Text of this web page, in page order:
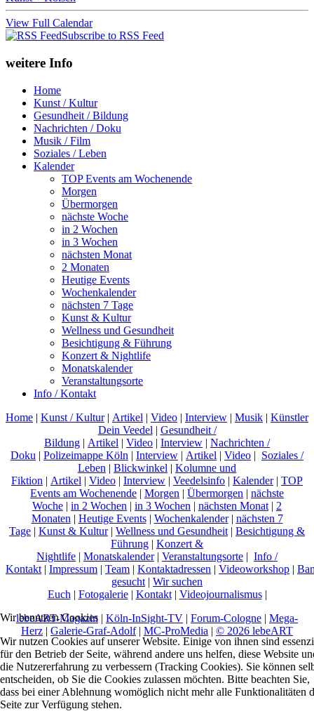
View Full Calendar
Subscribe to RSS Feed
weitere Info
Home
Kunst / Kultur
Gesundheit / Bildung
Nachrichten / Doku
Musik / Film
Soziales / Leben
Kalender
TOP Events am Wochenende
Morgen
Übermorgen
nächste Woche
in 2 Wochen
in 3 Wochen
nächsten Monat
2 Monaten
Heutige Events
Wochenkalender
nächsten 7 Tage
Kunst & Kultur
Wellness und Gesundheit
Besichtigung & Führung
Konzert & Nightlife
Monatskalender
Veranstaltungsorte
Info / Kontakt
Home | Kunst / Kultur| Artikel | Video | Interview | Musik | Künstler
Dein Veedel | Gesundheit /
Bildung | Artikel | Video | Interview | Nachrichten /
Doku | Polizeimappe Köln | Interview | Artikel | Video | Soziales /
Leben | Blickwinkel | Kolumne und
Fiktion | Artikel | Video | Interview | Veedelsinfo | Kalender| TOP
Events am Wochenende | Morgen | Übermorgen | nächste
Woche | in 2 Wochen | in 3 Wochen | nächsten Monat | 2
Monaten | Heutige Events| Wochenkalender| nächsten 7
Tage | Kunst & Kultur| Wellness und Gesundheit | Besichtigung &
Führung | Konzert &
Nightlife | Monatskalender| Veranstaltungsorte | Info /
Kontakt | Impressum | Team | Kontaktadressen | Videoworkshop |
gesucht | Wir suchen
Euch | Fotogalerie| Kontakt| Videojournalismus|
lebeART-Magazin | Köln-InSight-TV | Forum-Cologne | Mega-
Herz | Galerie-Graf-Adolf| MC-ProMedia | © 2026 lebeART
Wir benutzen Cookies
Wir nutzen Cookies auf unserer Website. Einige von ihnen sind
für den Betrieb der Seite, während andere uns helfen, diese Website
die Nutzererfahrung zu verbessern (Tracking Cookies). Sie können
entscheiden, ob Sie die Cookies zulassen möchten. Bitte beachten Sie,
dass bei einer Ablehnung womöglich nicht mehr alle Funktionalitäten
Seite zur Verfügung stehen.